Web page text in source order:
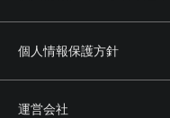
個人情報保護方針
運営会社